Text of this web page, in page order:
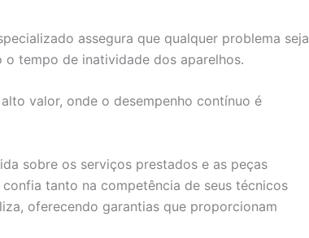
assegura que qualquer problema seja
tempo de inatividade dos aparelhos.
valor, onde o desempenho contínuo é
sobre os serviços prestados e as peças
tanto na competência de seus técnicos
oferecendo garantias que proporcionam